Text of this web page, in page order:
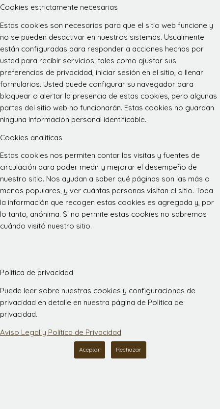
Cookies estrictamente necesarias
Estas cookies son necesarias para que el sitio web funcione y
no se pueden desactivar en nuestros sistemas. Usualmente
están configuradas para responder a acciones hechas por
usted para recibir servicios, tales como ajustar sus
preferencias de privacidad, iniciar sesión en el sitio, o llenar
formularios. Usted puede configurar su navegador para
bloquear o alertar la presencia de estas cookies, pero algunas
partes del sitio web no funcionarán. Estas cookies no guardan
ninguna información personal identificable.
Cookies analíticas
Estas cookies nos permiten contar las visitas y fuentes de
circulación para poder medir y mejorar el desempeño de
nuestro sitio. Nos ayudan a saber qué páginas son las más o
menos populares, y ver cuántas personas visitan el sitio. Toda
la información que recogen estas cookies es agregada y, por
lo tanto, anónima. Si no permite estas cookies no sabremos
cuándo visitó nuestro sitio.
Política de privacidad
Puede leer sobre nuestras cookies y configuraciones de
privacidad en detalle en nuestra página de Política de
privacidad.
Aviso Legal y Política de Privacidad
Aceptar Rechazar